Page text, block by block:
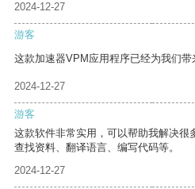
2024-12-27
游客
这款加速器VPM应用程序已经为我们带
2024-12-27
游客
这款软件非常实用，可以帮助我解决很
查找资料、翻译语言、编写代码等。
2024-12-27